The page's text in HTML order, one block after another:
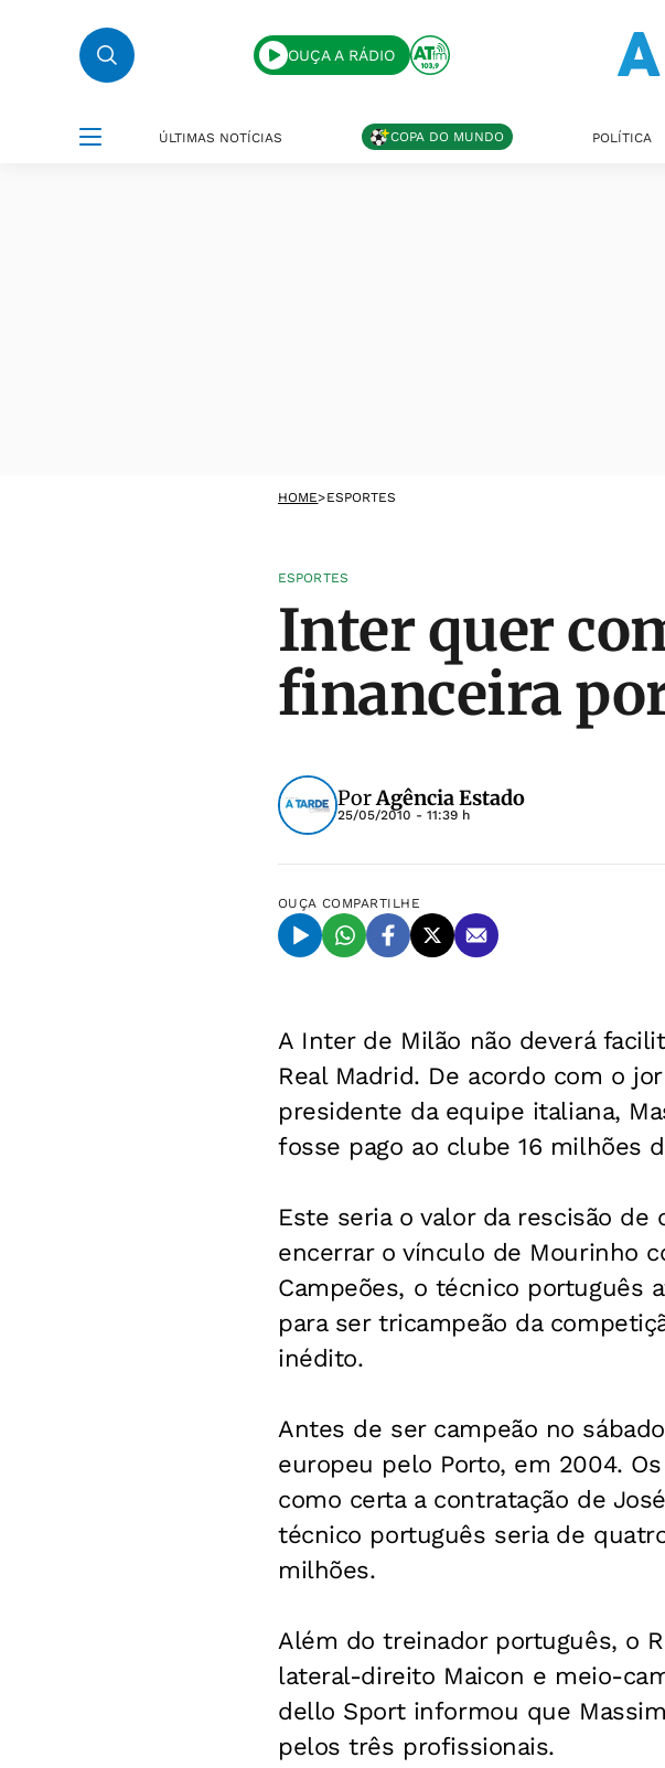
OUÇA A RÁDIO
ÚLTIMAS NOTÍCIAS COPA DO MUNDO POLÍTICA
HOME>ESPORTES
ESPORTES
Inter quer
financeira
PorAgência Estado
25/05/2010 - 11:39 h
OUÇA COMPARTILHE
A Inter de Milão não deverá
Real Madrid. De acordo com o
presidente da equipe italiana,
fosse pago ao clube 16 milhões
Este seria o valor da rescisão
encerrar o vínculo de Mourinho
Campeões, o técnico português
para ser tricampeão da
inédito.
Antes de ser campeão no
europeu pelo Porto, em 2004.
como certa a contratação de
técnico português seria de
milhões.
Além do treinador português, o
lateral-direito Maicon e meio-
dello Sportinformou que
pelos três profissionais.